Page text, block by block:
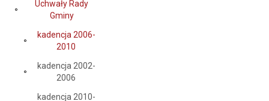
Uchwały Rady
Gminy
kadencja 2006-
2010
kadencja 2002-
2006
kadencja 2010-